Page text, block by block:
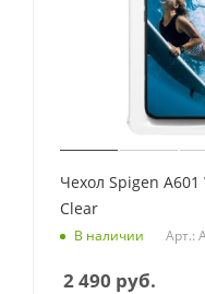
Чехол Spigen
Clear
В наличии Арт.:
2 490 руб.